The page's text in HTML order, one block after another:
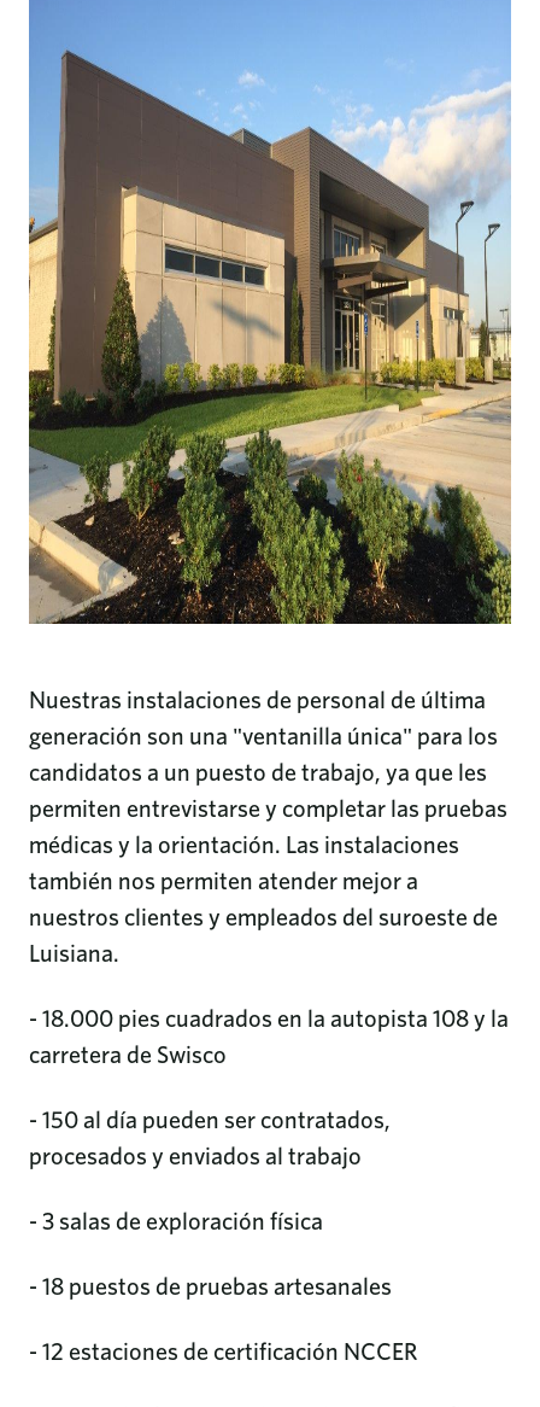
Nuestras instalaciones de personal de última
generación son una "ventanilla única" para los
candidatos a un puesto de trabajo, ya que les
permiten entrevistarse y completar las pruebas
médicas y la orientación. Las instalaciones
también nos permiten atender mejor a
nuestros clientes y empleados del suroeste de
Luisiana.
- 18.000 pies cuadrados en la autopista 108 y la
carretera de Swisco
- 150 al día pueden ser contratados,
procesados y enviados al trabajo
- 3 salas de exploración física
- 18 puestos de pruebas artesanales
- 12 estaciones de certificación NCCER